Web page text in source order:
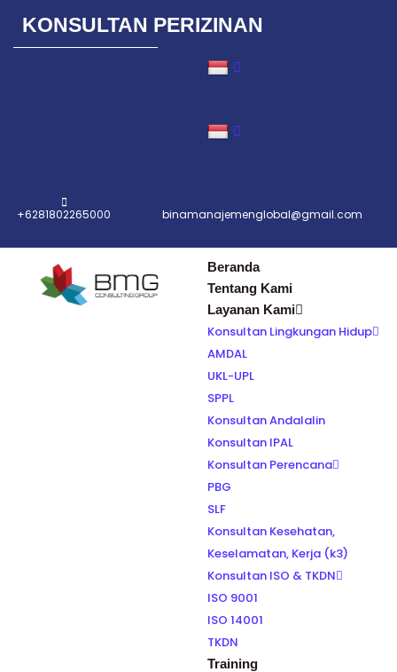
Lompat
KONSULTAN PERIZINAN
+6281802265000 binamanajemenglobal@gmail.com
Beranda
Tentang Kami
Layanan Kami
Konsultan Lingkungan Hidup
AMDAL
UKL-UPL
SPPL
Konsultan Andalalin
Konsultan IPAL
Konsultan Perencana
PBG
SLF
Konsultan Kesehatan,
Keselamatan, Kerja (k3)
Konsultan ISO & TKDN
ISO 9001
ISO 14001
TKDN
Training